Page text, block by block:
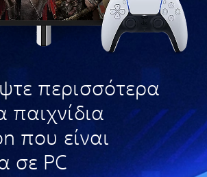
περισσότερα
παιχνίδια
που είναι
σε PC